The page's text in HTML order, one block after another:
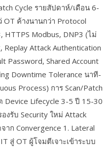
Cycle รายสัปดาห์/เดือน 6-
OT ค้างนานกว่า Protocol
HTTPS Modbus, DNP3 (ไม่
Replay Attack Authentication
Password, Shared Account
Downtime Tolerance นาที-
Process) การ Scan/Patch
Lifecycle 3-5 ปี 15-30
งรับ Security ใหม่ Attack
าก Convergence 1. Lateral
สู่ OT ผู้โจมตีเจาะเข้าระบบ